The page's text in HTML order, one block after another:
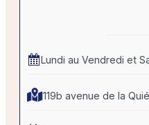
Lundi au Vendredi et
119b avenue de la